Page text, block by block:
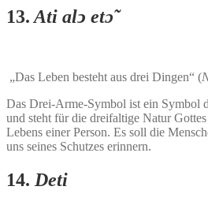
13.Ati alͻ etɔ̃
„Das Leben besteht aus drei Dingen“ (
Das Drei-Arme-Symbol ist ein Symbol
und steht für die dreifaltige Natur
Lebens einer Person. Es soll die
uns seines Schutzes erinnern.
14. Deti